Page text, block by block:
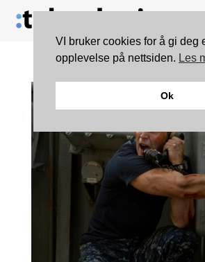
VI bruker cookies for å gi deg
opplevelse på nettsiden. Les
Ok